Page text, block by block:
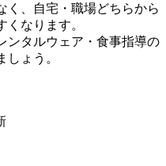
く、自宅・職場どちらから
なります。
ンタルウェア・食事指導の
ょう。